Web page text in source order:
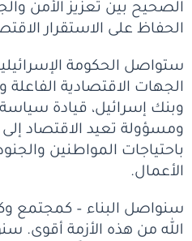
الصحيح بين تعزيز الأمن
الحفاظ على الاستقرار
ستواصل الحكومة
الجهات الاقتصادية الفاعلة
وبنك إسرائيل، قيادة
ومسؤولة تعيد الاقتصاد
باحتياجات المواطنين
الأعمال.
سنواصل البناء – كمجتمع
الله من هذه الأزمة أقوى.